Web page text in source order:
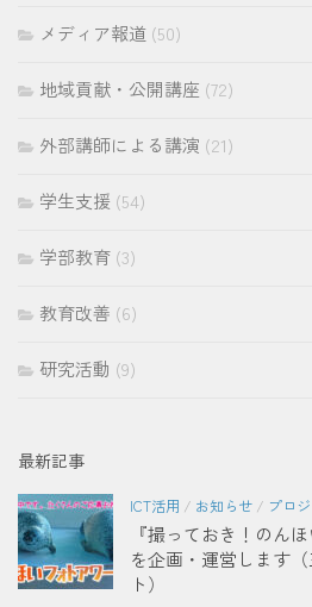
メディア報道 (50)
地域貢献・公開講座 (72)
外部講師による講演 (21)
学生支援 (54)
学部教育 (3)
教育改善 (6)
研究活動 (9)
最新記事
ICT活用 / お知らせ / プロ
『撮っておき！のん
を企画・運営します
ト）